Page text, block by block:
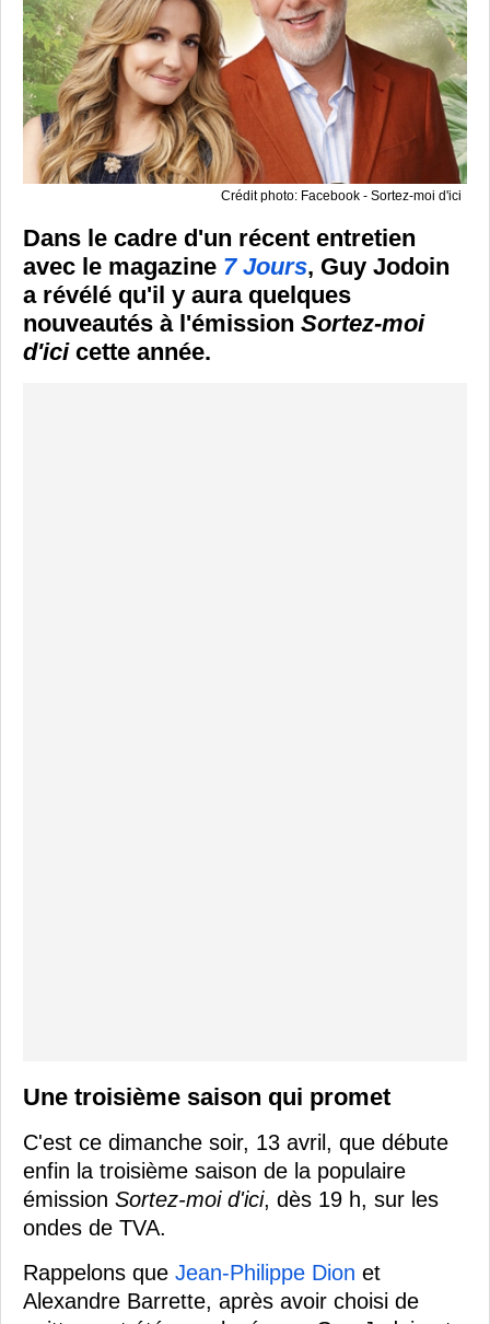
Crédit photo: Facebook - Sortez-moi d'ici
Dans le cadre d'un récent entretien
avec le magazine 7 Jours, Guy Jodoin
a révélé qu'il y aura quelques
nouveautés à l'émission Sortez-moi
d'icicette année.
Une troisième saison qui promet
C'est ce dimanche soir, 13 avril, que débute
enfin la troisième saison de la populaire
émission Sortez-moi d'ici, dès 19 h, sur les
ondes de TVA.
Rappelons que Jean-Philippe Dion et
Alexandre Barrette, après avoir choisi de